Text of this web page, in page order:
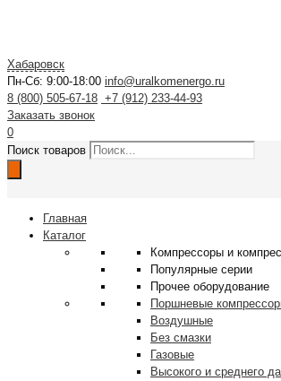
Хабаровск
Пн-Сб: 9:00-18:00 info@uralkomenergo.ru
8 (800) 505-67-18 +7 (912) 233-44-93
Заказать звонок
0
Поиск товаров
Главная
Каталог
Компрессоры и
Популярные серии
Прочее оборудование
Поршневые
Воздушные
Без смазки
Газовые
Высокого и среднего